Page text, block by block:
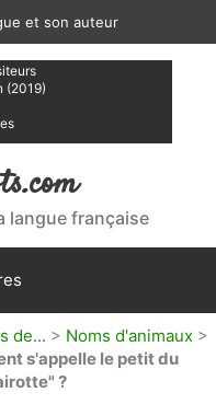
et son auteur
(2019)
langue française
de... > Noms d'animaux >
s'appelle le petit du
?